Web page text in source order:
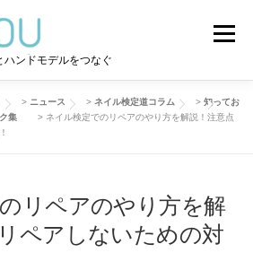
ハンドモデルをつなぐ
メニュー
登録 NAIL&YOU使い方
> ニュース > ネイル検定道コラム > 知ってお
集
> ネイル検定でのリペアのやり方を解説！注意点
リペアのやり方を解
ペアしないための対